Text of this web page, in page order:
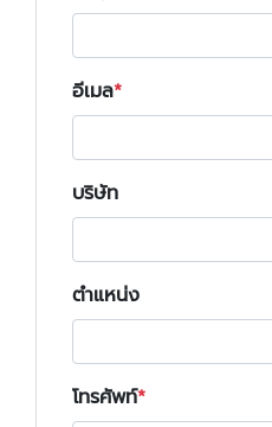
อีเมล
บริษัท
ตำแหน่ง
โทรศัพท์